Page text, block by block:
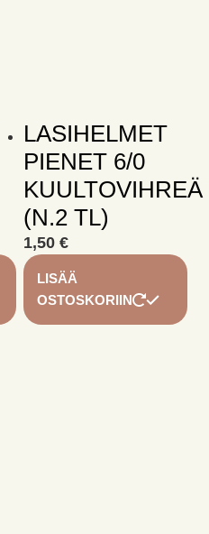
LASIHELMET
PIENET 6/0
KUULTOVIHREÄ
(N.2 TL)
1,50 €
LISÄÄ
OSTOSKORIIN